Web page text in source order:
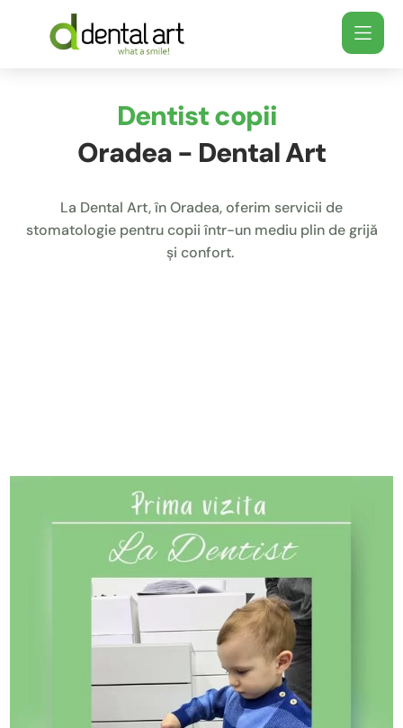
Dentist copii
Oradea - Dental Art
La Dental Art, în Oradea, oferim servicii de
stomatologie pentru copii într-un mediu plin de grijă
și confort.